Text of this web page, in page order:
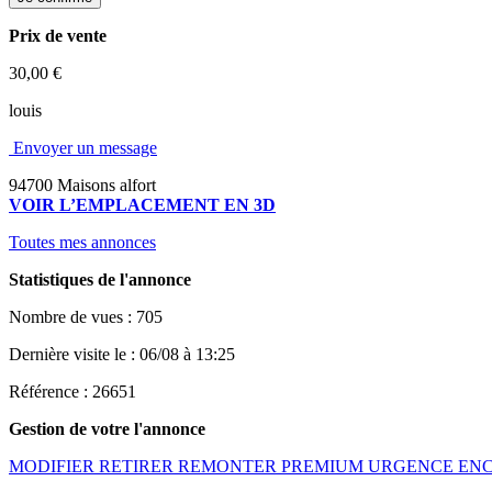
Prix de vente
30,00 €
louis
Envoyer un message
94700 Maisons alfort
VOIR L’EMPLACEMENT EN 3D
Toutes mes annonces
Statistiques de l'annonce
Nombre de vues : 705
Dernière visite le : 06/08 à 13:25
Référence : 26651
Gestion de votre l'annonce
MODIFIER RETIRER REMONTER PREMIUM URGENCE